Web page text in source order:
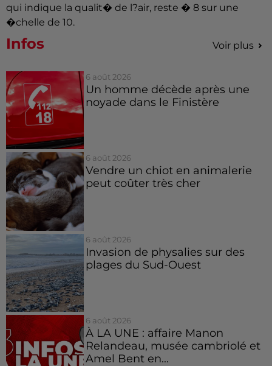
qui indique la qualit� de l?air, reste � 8 sur une
�chelle de 10.
Infos Voir plus
6 août 2026
Un homme décède après une
noyade dans le Finistère
6 août 2026
Vendre un chiot en animalerie
peut coûter très cher
6 août 2026
Invasion de physalies sur des
plages du Sud-Ouest
6 août 2026
À LA UNE : affaire Manon
Relandeau, musée cambriolé et
Amel Bent en...